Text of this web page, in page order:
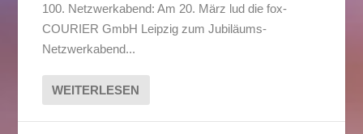
100. Netzwerkabend: Am 20. März lud die fox-
COURIER GmbH Leipzig zum Jubiläums-
Netzwerkabend...
WEITERLESEN